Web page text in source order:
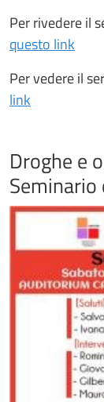
Per rivedere il
questo link
Per vedere il
link
Droghe e
Seminario